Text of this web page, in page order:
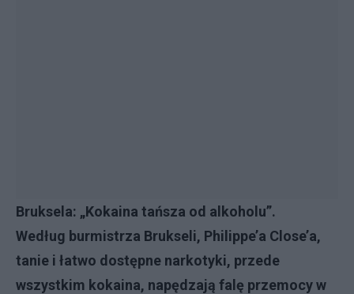
Bruksela: „Kokaina tańsza od alkoholu”.
Według burmistrza Brukseli, Philippe’a Close’a,
tanie i łatwo dostępne narkotyki, przede
wszystkim kokaina, napędzają falę przemocy w